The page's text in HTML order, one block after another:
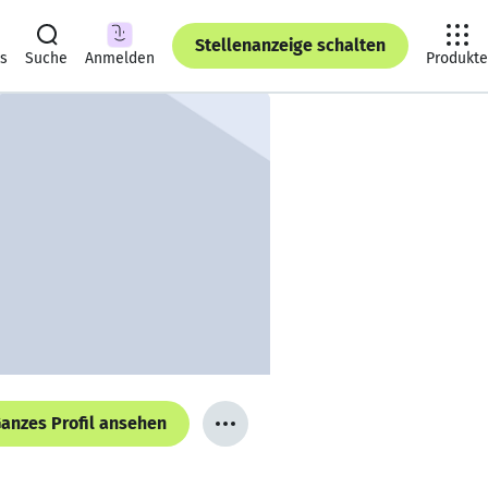
Suche Anmelden
Stellenanzeige schalten
Produkte
Profil ansehen